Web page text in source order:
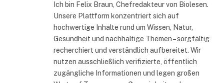
Ich bin Felix Braun, Chefredakteur von Biolesen.
Unsere Plattform konzentriert sich auf
hochwertige Inhalte rund um Wissen, Natur,
Gesundheit und nachhaltige Themen – sorgfältig
recherchiert und verständlich aufbereitet. Wir
nutzen ausschließlich verifizierte, öffentlich
zugängliche Informationen und legen großen